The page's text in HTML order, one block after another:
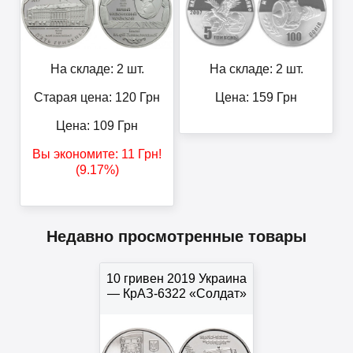
На складе: 2 шт.
Старая цена: 120 Грн
Цена: 109 Грн
Вы экономите: 11 Грн!
(9.17%)
На складе: 2 шт.
Цена: 159 Грн
Недавно просмотренные товары
10 гривен 2019 Украина
— КрАЗ-6322 «Солдат»